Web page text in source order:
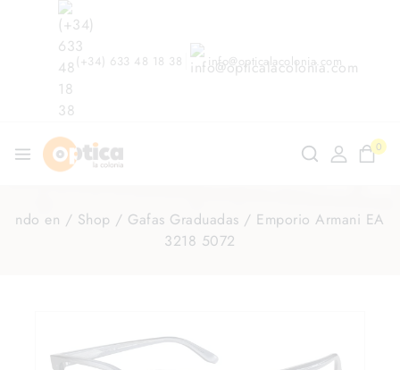
(+34) 633 48 18 38 info@opticalacolonia.com
0
ndo en / Shop / Gafas Graduadas / Emporio Armani EA
3218 5072